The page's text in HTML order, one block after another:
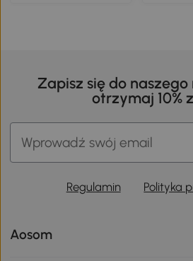
Zapisz się do
otrzymaj 10%
Regulamin Polityka
Aosom